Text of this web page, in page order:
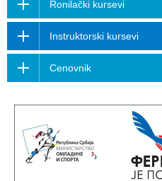
Ronilački kursevi
Instruktorski kursevi
Cenovnik